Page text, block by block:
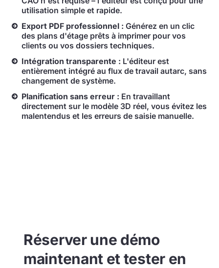
utilisation simple et rapide.
Export PDF professionnel : Générez en un clic
des plans d'étage prêts à imprimer pour vos
clients ou vos dossiers techniques.
Intégration transparente : L'éditeur est
entièrement intégré au flux de travail autarc, sans
changement de système.
Planification sans erreur : En travaillant
directement sur le modèle 3D réel, vous évitez les
malentendus et les erreurs de saisie manuelle.
Réserver une démo
maintenant et tester en